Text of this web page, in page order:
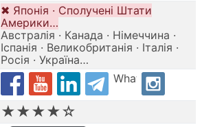
✖ Японія · Сполучені Штати
Америки…
Австралія · Канада · Німеччина ·
Іспанія · Великобританія · Італія ·
Росія · Україна…
Whatsapp
★★★★☆